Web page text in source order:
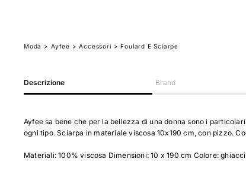
Moda >Ayfee > Accessori > Foulard E Sciarpe
Descrizione Brand
Ayfee sa bene che per la bellezza di una donna sono i
ogni tipo. Sciarpa in materiale viscosa 10x190 cm, con pizzo.
Materiali: 100% viscosa Dimensioni: 10 x 190 cm Colore: